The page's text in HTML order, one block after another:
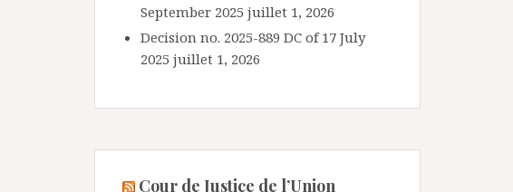
September 2025 juillet 1, 2026
Decision no. 2025-889 DC of 17 July
2025 juillet 1, 2026
Cour de Justice de l’Union